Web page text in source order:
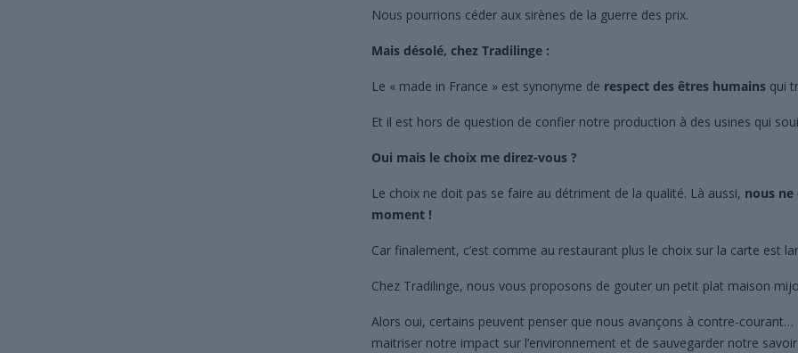
Nous pourrions céder aux sirènes de la guerre des prix.
Mais désolé, chez Tradilinge :
Le « made in France » est synonyme de respect des êtres humains qui
Et il est hors de question de confier notre production à des usines qui
Oui mais le choix me direz-vous ?
Le choix ne doit pas se faire au détriment de la qualité. Là aussi, nous ne
moment !
Car finalement, c’est comme au restaurant plus le choix sur la carte est
Chez Tradilinge, nous vous proposons de gouter un petit plat maison
Alors oui, certains peuvent penser que nous avançons à contre-
maitriser notre impact sur l’environnement et de sauvegarder notre